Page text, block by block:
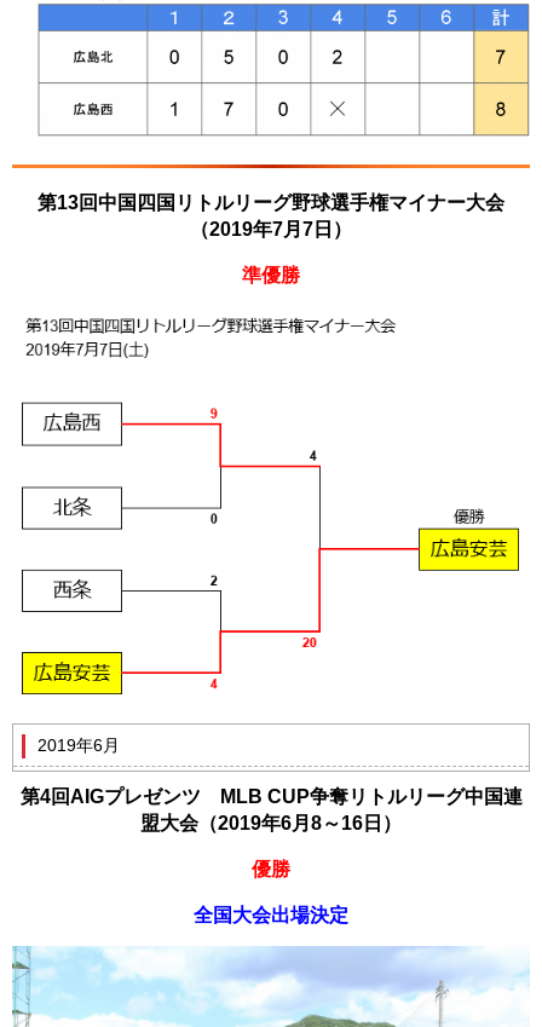
第13回中国四国リトルリーグ野球選手権マイナー大会
（2019年7月7日）
準優勝
2019年6月
第4回AIGプレゼンツ MLB CUP争奪リトルリーグ中国連
盟大会（2019年6月8～16日）
優勝
全国大会出場決定